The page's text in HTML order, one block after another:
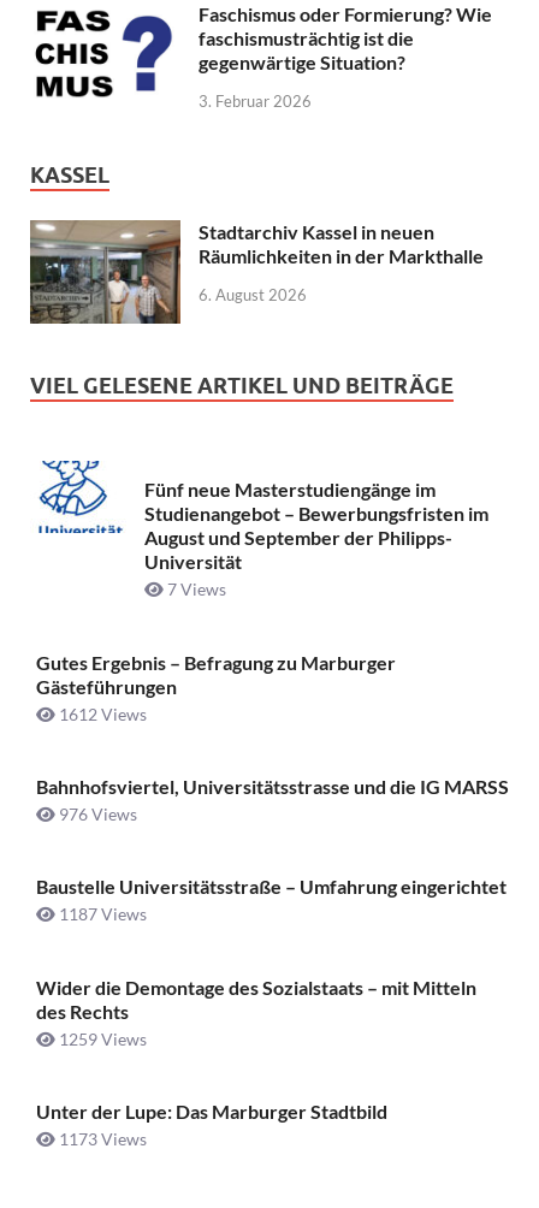
Faschismus oder Formierung? Wie
faschismusträchtig ist die
gegenwärtige Situation?
3. Februar 2026
KASSEL
Stadtarchiv Kassel in neuen
Räumlichkeiten in der Markthalle
6. August 2026
VIEL GELESENE ARTIKEL UND BEITRÄGE
Fünf neue Masterstudiengänge im
Studienangebot – Bewerbungsfristen im
August und September der Philipps-
Universität
7 Views
Gutes Ergebnis – Befragung zu Marburger
Gästeführungen
1612 Views
Bahnhofsviertel, Universitätsstrasse und die IG MARSS
976 Views
Baustelle Universitätsstraße ­– Umfahrung eingerichtet
1187 Views
Wider die Demontage des Sozialstaats – mit Mitteln
des Rechts
1259 Views
Unter der Lupe: Das Marburger Stadtbild
1173 Views